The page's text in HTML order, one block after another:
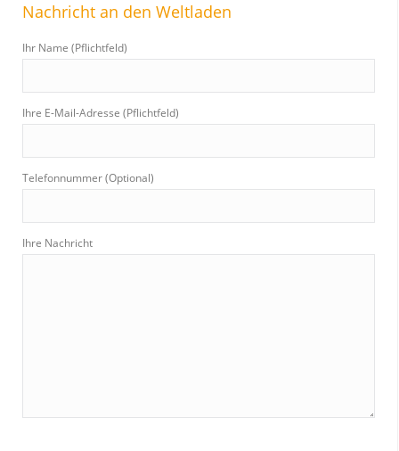
c
:
Nachricht an den Weltladen
Ihr Name (Pflichtfeld)
Ihre E-Mail-Adresse (Pflichtfeld)
Telefonnummer (Optional)
Ihre Nachricht